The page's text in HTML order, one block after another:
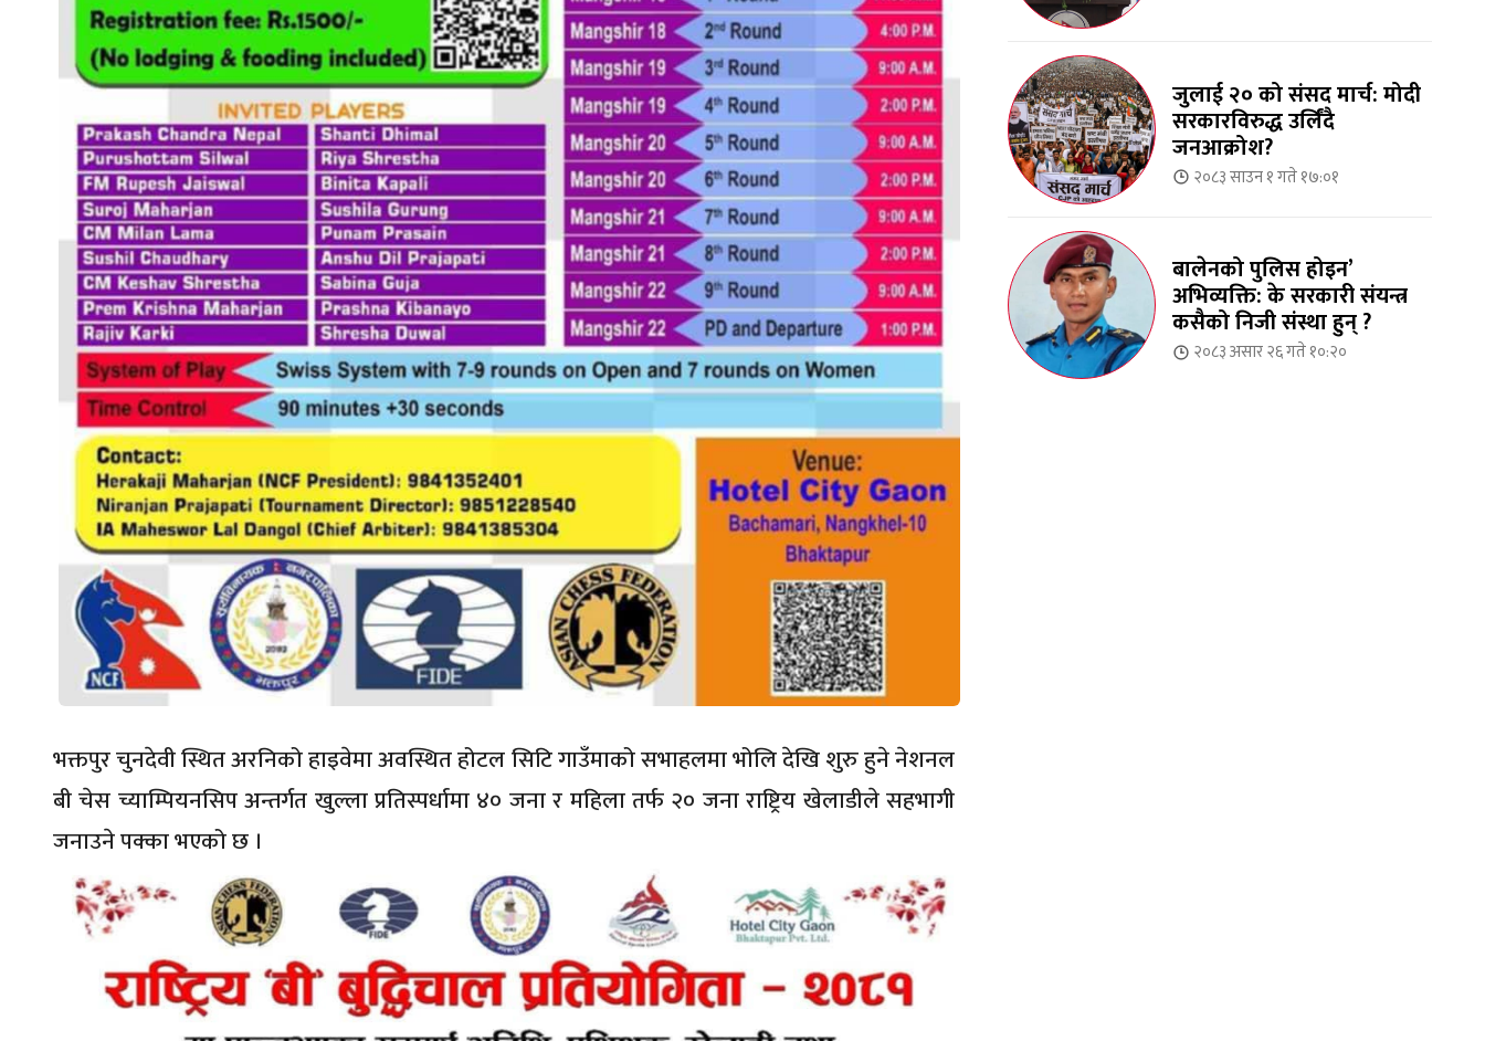
भक्तपुर चुनदेवी स्थित अरनिको हाइवेमा अवस्थित होटल सिटि गाउँमाको सभाहलमा भोलि देखि शुरु हुने नेशनल
बी चेस च्याम्पियनसिप अन्तर्गत खुल्ला प्रतिस्पर्धामा ४० जना र महिला तर्फ २० जना राष्ट्रिय खेलाडीले सहभागी
जनाउने पक्का भएको छ ।
जुलाई २० को संसद मार्च: मोदी
सरकारविरुद्ध उर्लिंदै
जनआक्रोश?
२०८३ साउन १ गते १७:०१
बालेनको पुलिस होइन’
अभिव्यक्ति: के सरकारी संयन्त्र
कसैको निजी संस्था हुन् ?
२०८३ असार २६ गते १०:२०